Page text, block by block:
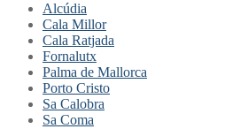
Alcúdia
Cala Millor
Cala Ratjada
Fornalutx
Palma de Mallorca
Porto Cristo
Sa Calobra
Sa Coma